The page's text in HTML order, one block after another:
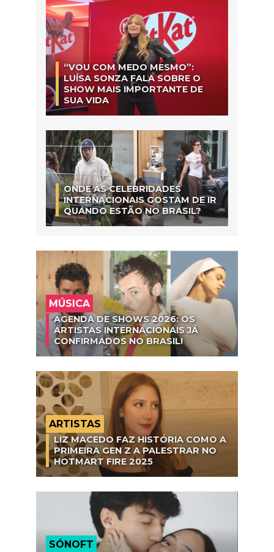
“VOU COM MEDO MESMO”:
LUÍSA SONZA FALA SOBRE O
SHOW MAIS IMPORTANTE DE
SUA VIDA
ONDE AS CELEBRIDADES
INTERNACIONAIS GOSTAM DE IR
QUANDO ESTÃO NO BRASIL?
MÚSICA
AGENDA DE SHOWS 2026: OS
ARTISTAS INTERNACIONAIS JÁ
CONFIRMADOS NO BRASIL!
ARTISTAS
LIZ MACEDO FAZ HISTÓRIA COMO A
PRIMEIRA GEN Z A PALESTRAR NO
HOTMART FIRE 2025
SÓNOFT